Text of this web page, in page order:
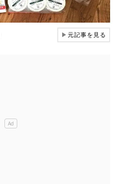
▶元記事を見る